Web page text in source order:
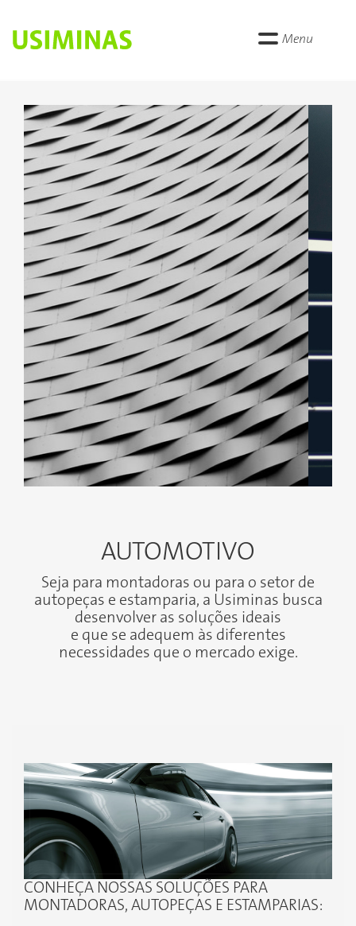
Menu
Anterior
AUTOMOTIVO
Seja para montadoras ou para o setor de
autopeças e estamparia, a Usiminas busca
desenvolver as soluções ideais
e que se adequem às diferentes
necessidades que o mercado exige.
CONHEÇA NOSSAS SOLUÇÕES PARA
MONTADORAS, AUTOPEÇAS E ESTAMPARIAS: